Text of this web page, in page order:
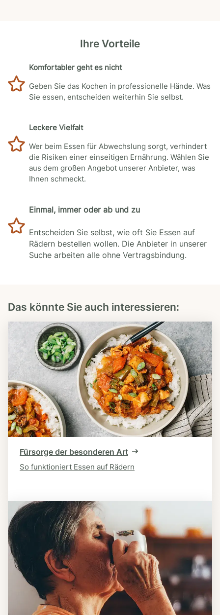
Ihre Vorteile
Komfortabler geht es nicht
Geben Sie das Kochen in professionelle Hände. Was
Sie essen, entscheiden weiterhin Sie selbst.
Leckere Vielfalt
Wer beim Essen für Abwechslung sorgt, verhindert
die Risiken einer einseitigen Ernährung. Wählen Sie
aus dem großen Angebot unserer Anbieter, was
Ihnen schmeckt.
Einmal, immer oder ab und zu
Entscheiden Sie selbst, wie oft Sie Essen auf
Rädern bestellen wollen. Die Anbieter in unserer
Suche arbeiten alle ohne Vertragsbindung.
Das könnte Sie auch interessieren:
Fürsorge der besonderen Art
So funktioniert Essen auf Rädern